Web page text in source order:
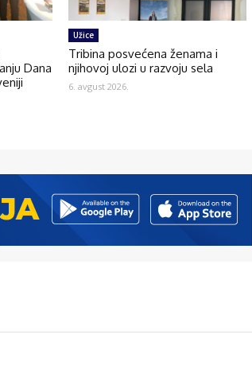
Dana
Užice
Tribina posvećena ženama i
njihovoj ulozi u razvoju sela
6. avgust 2026.